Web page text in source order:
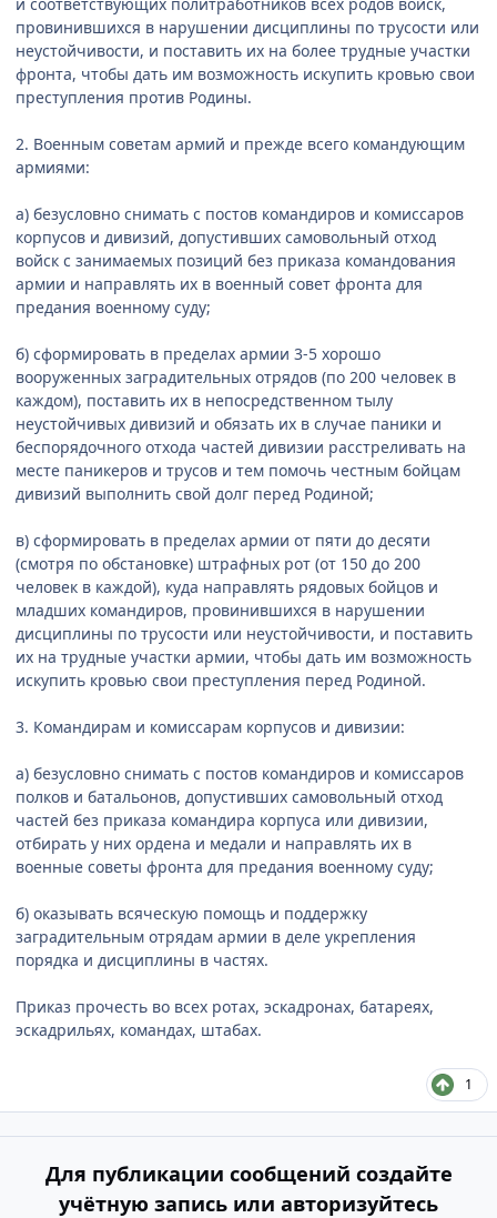
провинившихся в нарушении дисциплины по трусости или
неустойчивости, и поставить их на более трудные участки
фронта, чтобы дать им возможность искупить кровью свои
преступления против Родины.
2. Военным советам армий и прежде всего командующим
армиями:
а) безусловно снимать с постов командиров и комиссаров
корпусов и дивизий, допустивших самовольный отход
войск с занимаемых позиций без приказа командования
армии и направлять их в военный совет фронта для
предания военному суду;
б) сформировать в пределах армии 3-5 хорошо
вооруженных заградительных отрядов (по 200 человек в
каждом), поставить их в непосредственном тылу
неустойчивых дивизий и обязать их в случае паники и
беспорядочного отхода частей дивизии расстреливать на
месте паникеров и трусов и тем помочь честным бойцам
дивизий выполнить свой долг перед Родиной;
в) сформировать в пределах армии от пяти до десяти
(смотря по обстановке) штрафных рот (от 150 до 200
человек в каждой), куда направлять рядовых бойцов и
младших командиров, провинившихся в нарушении
дисциплины по трусости или неустойчивости, и поставить
их на трудные участки армии, чтобы дать им возможность
искупить кровью свои преступления перед Родиной.
3. Командирам и комиссарам корпусов и дивизии:
а) безусловно снимать с постов командиров и комиссаров
полков и батальонов, допустивших самовольный отход
частей без приказа командира корпуса или дивизии,
отбирать у них ордена и медали и направлять их в
военные советы фронта для предания военному суду;
б) оказывать всяческую помощь и поддержку
заградительным отрядам армии в деле укрепления
порядка и дисциплины в частях.
Приказ прочесть во всех ротах, эскадронах, батареях,
эскадрильях, командах, штабах.
1
Для публикации сообщений создайте
учётную запись или авторизуйтесь